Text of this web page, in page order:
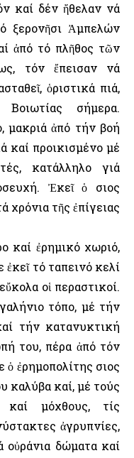
καί δέν ἤθελαν νά
ξερονῆσι Ἀμπελών
ἀπό τό πλῆθος τῶν
τόν ἔπεισαν νά
ὁριστικά πιά,
σήμερα.
μακριά ἀπό τήν βοή
καί προικισμένο μέ
κατάλληλο γιά
Ἐκεῖ ὁ Ὅσιος
χρόνια τῆς ἐπίγειας
καί ἐρημικό χωριό,
τό ταπεινό κελί
οἱ περαστικοί.
τόπο, μέ τήν
τήν κατανυκτική
του, πέρα ἀπό τόν
ἐρημοπολίτης Ὅσιος
καλύβα καί, μέ τούς
καί μόχθους, τίς
ἀγρυπνίες,
οὐράνια δώματα καί